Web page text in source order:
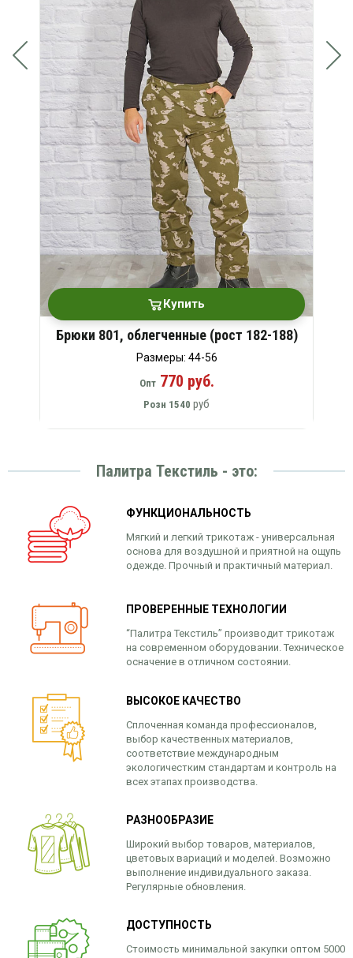
Купить
Брюки 801, облегченные (рост 182-188)
Размеры: 44-56
Опт770 руб.
Розн 1540 руб
Палитра Текстиль - это:
ФУНКЦИОНАЛЬНОСТЬ
Мягкий и легкий трикотаж - универсальная
основа для воздушной и приятной на ощупь
одежде. Прочный и практичный материал.
ПРОВЕРЕННЫЕ ТЕХНОЛОГИИ
“Палитра Текстиль” производит трикотаж
на современном оборудовании. Техническое
осначение в отличном состоянии.
ВЫСОКОЕ КАЧЕСТВО
Сплоченная команда профессионалов,
выбор качественных материалов,
соответствие международным
экологичестким стандартам и контроль на
всех этапах производства.
РАЗНООБРАЗИЕ
Широкий выбор товаров, материалов,
цветовых вариаций и моделей. Возможно
выполнение индивидуального заказа.
Регулярные обновления.
ДОСТУПНОСТЬ
Стоимость минимальной закупки оптом 5000